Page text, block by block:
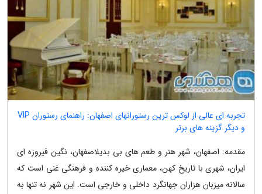
تجربه ای عالی از لوکس ترین رستورانهای اصفهان: راهنمای رستوران VIP
و دیگر گزینه های برتر
مقدمه: اصفهان، شهر هنر و طعم های بی بدیلاصفهان، نگین فیروزه ای
ایران، شهری با تاریخ کهن، معماری خیره کننده و فرهنگی غنی است که
سالانه میزبان هزاران جهانگرد داخلی و خارجی است. این شهر نه تنها به